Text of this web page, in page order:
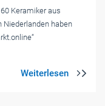
Keramiker aus
Niederlanden haben